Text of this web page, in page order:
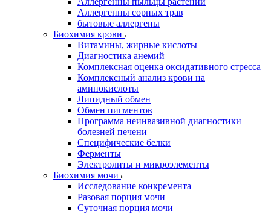
Аллергенны сорных трав
бытовые аллергены
Биохимия крови
Витамины, жирные кислоты
Диагностика анемий
Комплексная оценка оксидативного стресса
Комплексный анализ крови на
аминокислоты
Липидный обмен
Обмен пигментов
Программа неинвазивной диагностики
болезней печени
Специфические белки
Ферменты
Электролиты и микроэлементы
Биохимия мочи
Исследование конкремента
Разовая порция мочи
Суточная порция мочи